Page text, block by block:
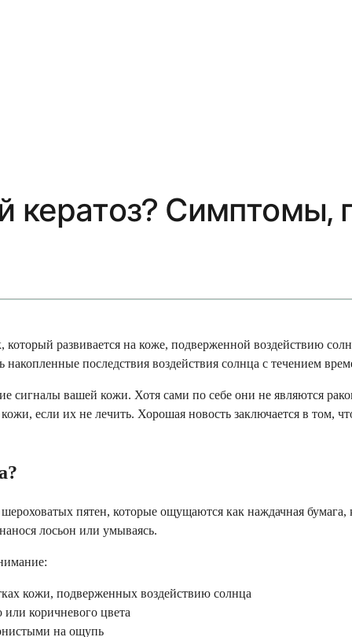
кератоз? Симптомы,
развивается на коже, подверженной воздействию
последствия воздействия солнца с течением
сигналы вашей кожи. Хотя сами по себе они не являются
если их не лечить. Хорошая новость заключается в том,
пятен, которые ощущаются как наждачная
лосьон или умываясь.
кожи, подверженных воздействию солнца
коричневого цвета
на ощупь